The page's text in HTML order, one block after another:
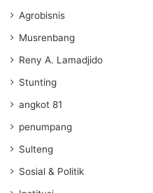
Agrobisnis
Musrenbang
Reny A. Lamadjido
Stunting
angkot 81
penumpang
Sulteng
Sosial & Politik